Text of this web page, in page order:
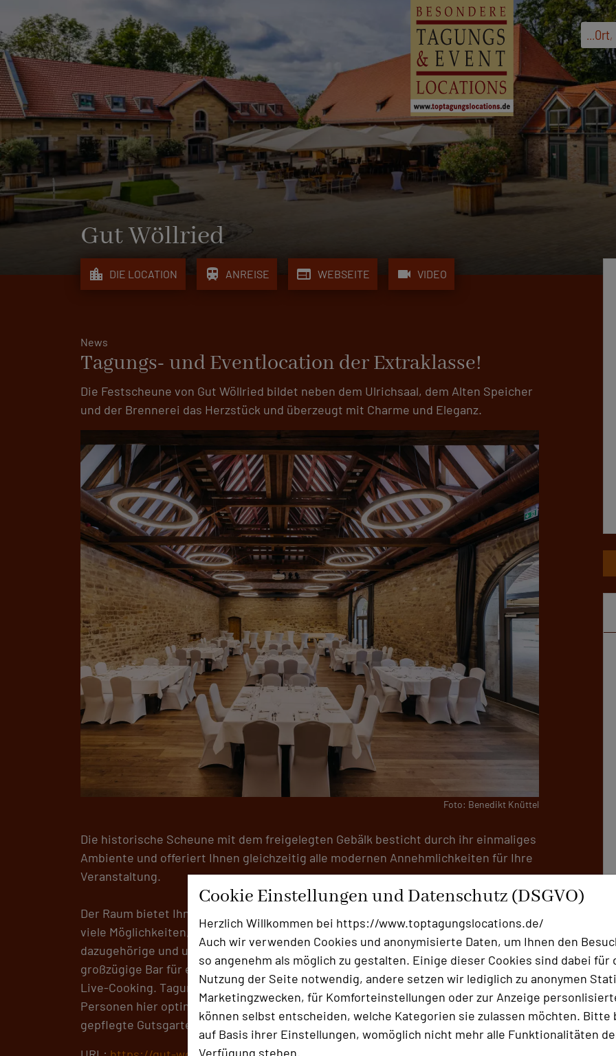
Cookie Einstellungen und Datenschutz (DSGVO)
Herzlich Willkommen bei https://www.toptagungslocations.de/
Auch wir verwenden Cookies und anonymisierte Daten, um Ihnen den
so angenehm als möglich zu gestalten. Einige dieser Cookies sind dabei für
Nutzung der Seite notwendig, andere setzen wir lediglich zu anonymen
Marketingzwecken, für Komforteinstellungen oder zur Anzeige
können selbst entscheiden, welche Kategorien sie zulassen möchten. Bitte
auf Basis ihrer Einstellungen, womöglich nicht mehr alle Funktionalitäten
Verfügung stehen.
...Ort,
Gut Wöllried
location_city DIE LOCATION train ANREISE web WEBSEITE videocam VIDEO
News
Tagungs- und Eventlocation der Extraklasse!
Die Festscheune von Gut Wöllried bildet neben dem Ulrichsaal, dem Alten Speicher
und der Brennerei das Herzstück und überzeugt mit Charme und Eleganz.
Foto: Benedikt Knüttel
Die historische Scheune mit dem freigelegten Gebälk besticht durch ihr einmaliges
Ambiente und offeriert Ihnen gleichzeitig alle modernen Annehmlichkeiten für Ihre
Veranstaltung.
Der Raum bietet Ihnen mit einer Fläche von 270 m² und einer Deckenhöhe von 14 m
viele Möglichkeiten, die Sie zur Entfaltung Ihrer Veranstaltung benötigen. Das
dazugehörige und unmittelbar angrenzende Foyer eignet sich durch seine
großzügige Bar für einen Sektempfang sowie für die Speisenpräsentation und das
Live-Cooking. Tagungen, Firmenevents und natürlich Hochzeiten lassen sich ab 80
Personen hier optimal umsetzen. Eine eindrucksvolle Erweiterung stellen der
gepflegte Gutsgarten sowie der große Innenhof mit direkten Zugängen dar.